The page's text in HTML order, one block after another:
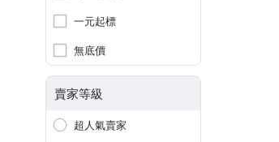
一元起標
無底價
賣家等級
超人氣賣家